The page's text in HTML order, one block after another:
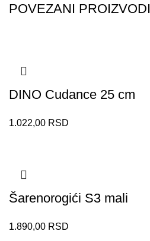
POVEZANI PROIZVODI
DINO Cudance 25 cm
1.022,00 RSD
Šarenorogići S3 mali
1.890,00 RSD